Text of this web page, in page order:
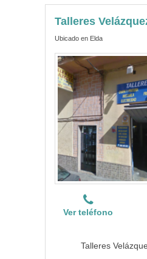
Talleres
Ubicado en Elda
Ver teléfono
Talleres